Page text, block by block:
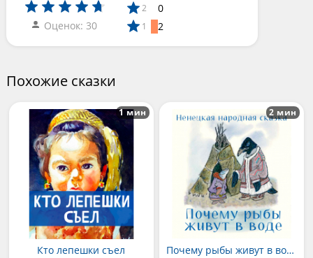
Оценок: 30
2 0
1 2
Похожие сказки
Кто лепешки съел
1 мин
Почему рыбы живут в воде
2 мин